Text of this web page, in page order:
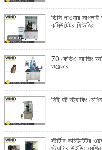
ডিসি পাওয়ার
কমিউটেটর ফিউজিং
70 কেভিএ ব্রাজিং
ওয়েল্ডার
সিই হট স্ট্যাকিং
স্টার্টার কমিউটেটর
স্ট্যাটার উইন্ডিং মেশিন